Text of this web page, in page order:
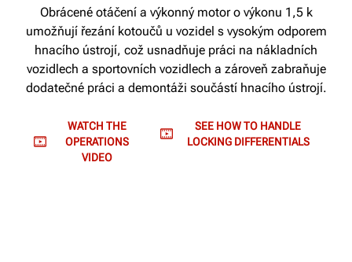
Obrácené otáčení a výkonný motor o výkonu 1,5 k
umožňují řezání kotoučů u vozidel s vysokým odporem
hnacího ústrojí, což usnadňuje práci na nákladních
vozidlech a sportovních vozidlech a zároveň zabraňuje
dodatečné práci a demontáži součástí hnacího ústrojí.
WATCH THE
OPERATIONS
VIDEO
SEE HOW TO HANDLE
LOCKING DIFFERENTIALS